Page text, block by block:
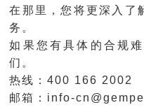
在那里，您将更深入了
务。
如果您有具体的合规
们。
热线：400 166 2002
邮箱： info-